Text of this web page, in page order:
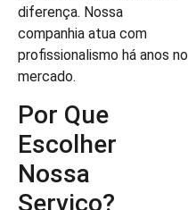
diferença. Nossa
companhia atua com
profissionalismo há anos no
mercado.
Por Que
Escolher
Nossa
Serviço?